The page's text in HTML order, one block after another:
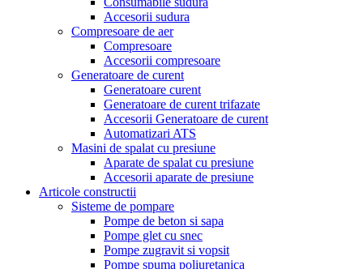
Accesorii sudura
Compresoare de aer
Compresoare
Accesorii compresoare
Generatoare de curent
Generatoare curent
Generatoare de curent trifazate
Accesorii Generatoare de curent
Automatizari ATS
Masini de spalat cu presiune
Aparate de spalat cu presiune
Accesorii aparate de presiune
Articole constructii
Sisteme de pompare
Pompe de beton si sapa
Pompe glet cu snec
Pompe zugravit si vopsit
Pompe spuma poliuretanica